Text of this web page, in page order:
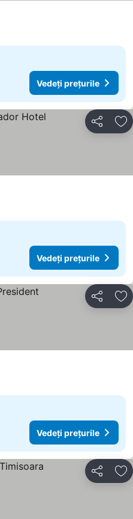
Vedeți prețurile
Distribuiți
Vedeți prețurile
Distribuiți
Vedeți prețurile
Distribuiți